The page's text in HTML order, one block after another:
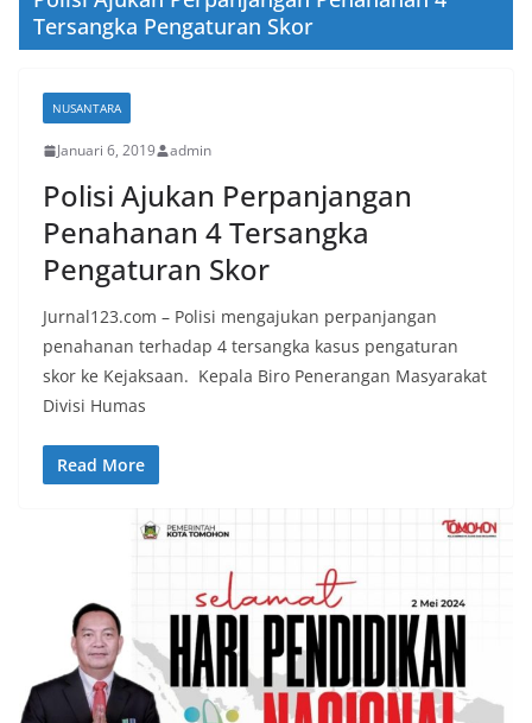
Tersangka Pengaturan Skor
NUSANTARA
Januari 6, 2019 admin
Polisi Ajukan Perpanjangan
Penahanan 4 Tersangka
Pengaturan Skor
Jurnal123.com – Polisi mengajukan perpanjangan
penahanan terhadap 4 tersangka kasus pengaturan
skor ke Kejaksaan. Kepala Biro Penerangan Masyarakat
Divisi Humas
Read More